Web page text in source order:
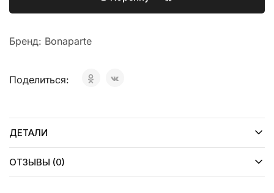
Бренд: Bonaparte
Поделиться:
ДЕТАЛИ
ОТЗЫВЫ (0)